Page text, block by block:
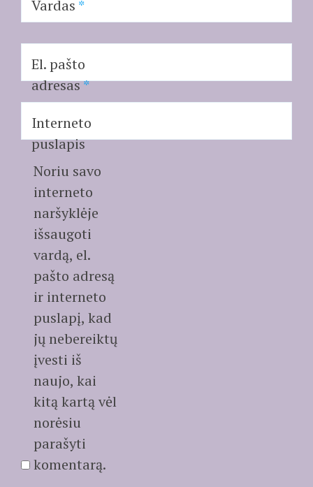
Vardas *
El. pašto
adresas*
Interneto
puslapis
Noriu savo
interneto
naršyklėje
išsaugoti
vardą, el.
pašto adresą
ir interneto
puslapį, kad
jų nebereiktų
įvesti iš
naujo, kai
kitą kartą vėl
norėsiu
parašyti
komentarą.